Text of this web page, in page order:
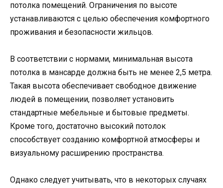
потолка помещений. Ограничения по высоте
устанавливаются с целью обеспечения комфортного
проживания и безопасности жильцов.
В соответствии с нормами, минимальная высота
потолка в мансарде должна быть не менее 2,5 метра.
Такая высота обеспечивает свободное движение
людей в помещении, позволяет установить
стандартные мебельные и бытовые предметы.
Кроме того, достаточно высокий потолок
способствует созданию комфортной атмосферы и
визуальному расширению пространства.
Однако следует учитывать, что в некоторых случаях